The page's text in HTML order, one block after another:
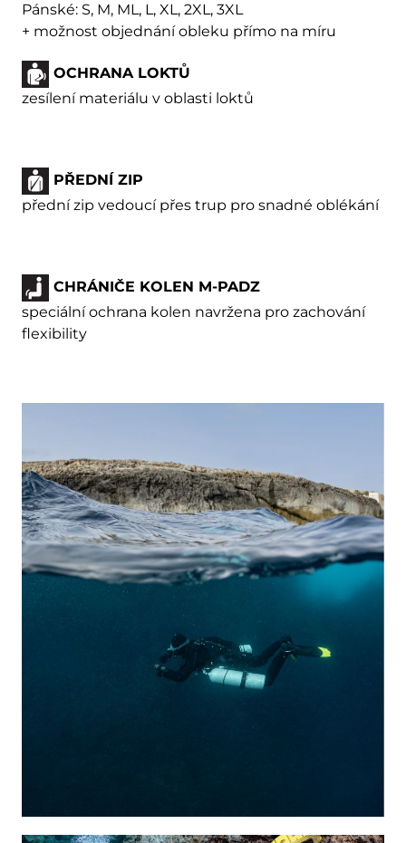
Pánské: S, M, ML, L, XL, 2XL, 3XL
+ možnost objednání obleku přímo na míru
OCHRANA LOKTŮ
zesílení materiálu v oblasti loktů
PŘEDNÍ ZIP
přední zip vedoucí přes trup pro snadné oblékání
CHRÁNIČE KOLEN M-PADZ
speciální ochrana kolen navržena pro zachování
flexibility